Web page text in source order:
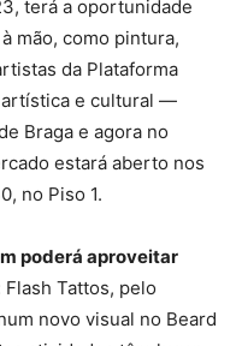
terá a oportunidade
mão, como pintura,
da Plataforma
artística e cultural —
Braga e agora no
estará aberto nos
no Piso 1.
poderá aproveitar
Flash Tattos, pelo
novo visual no Beard